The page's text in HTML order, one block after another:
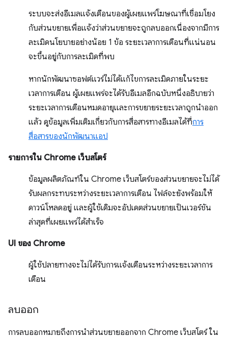
ระบบจะส่งอีเมลแจ้งเตือนของผู้เผยแพร่โฆษณาที่เชื่อมโยง
กับส่วนขยายเพื่อแจ้งว่าส่วนขยายจะถูกลบออกเนื่องจากมีการ
ละเมิดนโยบายอย่างน้อย 1 ข้อ ระยะเวลาการเตือนที่แน่นอน
จะขึ้นอยู่กับการละเมิดที่พบ
หากนักพัฒนาซอฟต์แวร์ไม่ได้แก้ไขการละเมิดภายในระยะ
เวลาการเตือน ผู้เผยแพร่จะได้รับอีเมลอีกฉบับหนึ่งอธิบายว่า
ระยะเวลาการเตือนหมดอายุและการขยายระยะเวลาถูกนำออก
แล้ว ดูข้อมูลเพิ่มเติมเกี่ยวกับการสื่อสารทางอีเมลได้ที่การ
สื่อสารของนักพัฒนาแอป
รายการใน Chrome เว็บสโตร์
ข้อมูลผลิตภัณฑ์ใน Chrome เว็บสโตร์ของส่วนขยายจะไม่ได้
รับผลกระทบระหว่างระยะเวลาการเตือน ไฟล์จะยังพร้อมให้
ดาวน์โหลดอยู่ และผู้ใช้เดิมจะอัปเดตส่วนขยายเป็นเวอร์ชัน
ล่าสุดที่เผยแพร่ได้สำเร็จ
UI ของ Chrome
ผู้ใช้ปลายทางจะไม่ได้รับการแจ้งเตือนระหว่างระยะเวลาการ
เตือน
ลบออก
การลบออกหมายถึงการนำส่วนขยายออกจาก Chrome เว็บสโตร์ ใน